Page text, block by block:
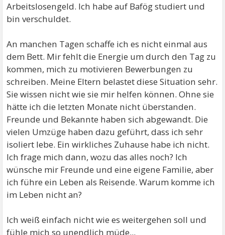
Arbeitslosengeld. Ich habe auf Bafög studiert und
bin verschuldet.
An manchen Tagen schaffe ich es nicht einmal aus
dem Bett. Mir fehlt die Energie um durch den Tag zu
kommen, mich zu motivieren Bewerbungen zu
schreiben. Meine Eltern belastet diese Situation sehr.
Sie wissen nicht wie sie mir helfen können. Ohne sie
hätte ich die letzten Monate nicht überstanden.
Freunde und Bekannte haben sich abgewandt. Die
vielen Umzüge haben dazu geführt, dass ich sehr
isoliert lebe. Ein wirkliches Zuhause habe ich nicht.
Ich frage mich dann, wozu das alles noch? Ich
wünsche mir Freunde und eine eigene Familie, aber
ich führe ein Leben als Reisende. Warum komme ich
im Leben nicht an?
Ich weiß einfach nicht wie es weitergehen soll und
fühle mich so unendlich müde...